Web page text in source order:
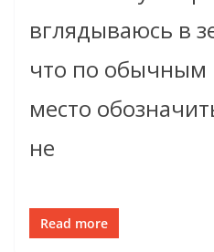
вглядываюсь в
что по обычным
место
не
Read more